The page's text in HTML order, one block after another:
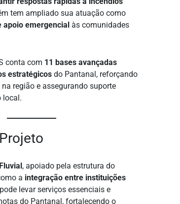
tem ampliado sua atuação como
apoio emergencialàs comunidades
conta com 11 bases avançadas
estratégicosdo Pantanal, reforçando
região e assegurando suporte
local.
, apoiado pela estrutura do
a integração entre instituições
levar serviços essenciais e
do Pantanal, fortalecendo o